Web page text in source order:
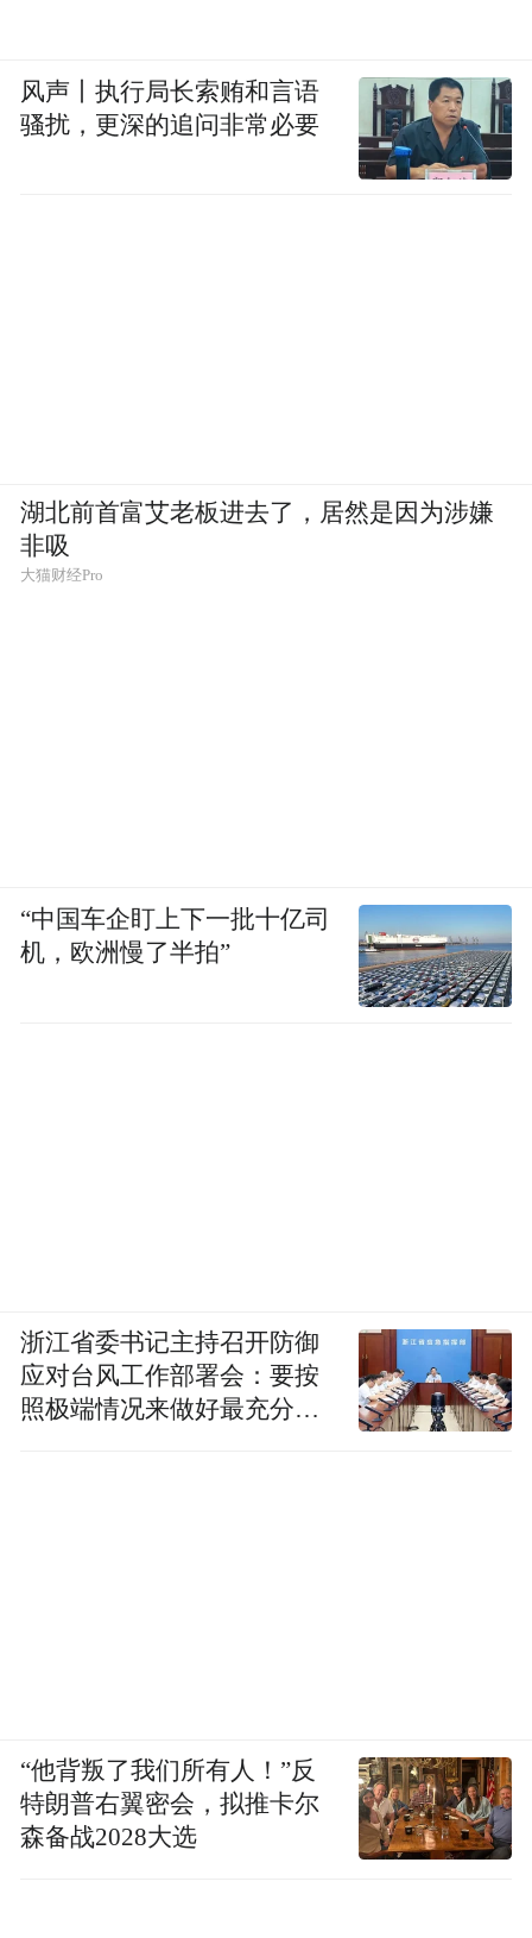
风声丨执行局长索贿和言语
骚扰，更深的追问非常必要
湖北前首富艾老板进去了，居然是因为涉嫌
非吸
大猫财经Pro
“中国车企盯上下一批十亿司
机，欧洲慢了半拍”
浙江省委书记主持召开防御
应对台风工作部署会：要按
照极端情况来做好最充分的
“他背叛了我们所有人！”反
特朗普右翼密会，拟推卡尔
森备战2028大选